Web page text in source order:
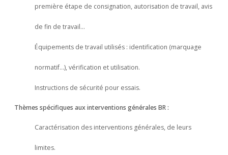
première étape de consignation, autorisation de travail, avis
de fin de travail…
Équipements de travail utilisés : identification (marquage
normatif…), vérification et utilisation.
Instructions de sécurité pour essais.
Thèmes spécifiques aux interventions générales BR :
Caractérisation des interventions générales, de leurs
limites.